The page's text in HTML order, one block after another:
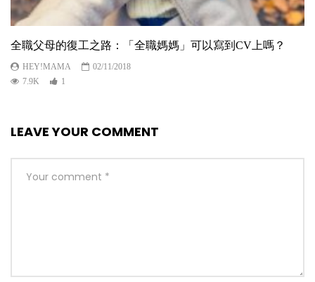
全職父母的復工之路：「全職媽媽」可以寫到CV上嗎？
HEY!MAMA
02/11/2018
7.9K
1
LEAVE YOUR COMMENT